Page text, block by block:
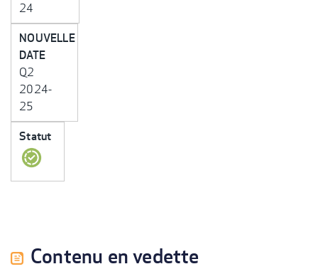
24
NOUVELLE
DATE
Q2
2024-
25
Statut
Contenu en vedette